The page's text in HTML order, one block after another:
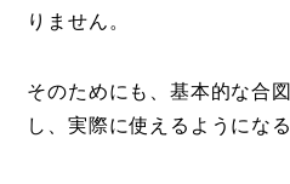
りません。
そのためにも、基本的な合
し、実際に使えるようにな